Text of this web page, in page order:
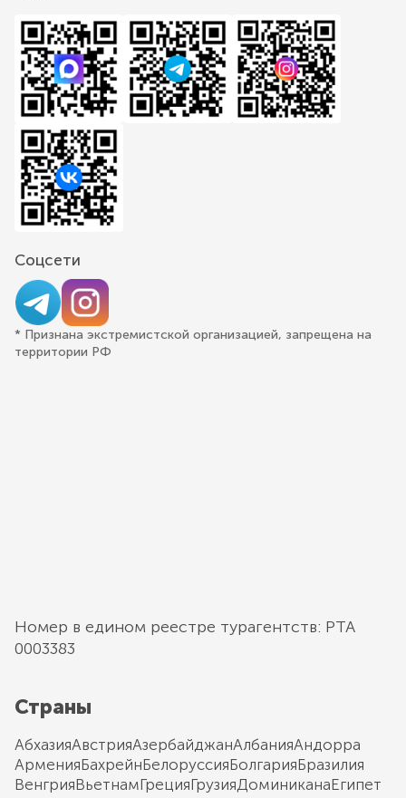
Соцсети
* Признана экстремистской организацией, запрещена на
территории РФ
Номер в едином реестре турагентств: РТА
0003383
Страны
АбхазияАвстрияАзербайджанАлбанияАндорра
АрменияБахрейнБелоруссияБолгарияБразилия
ВенгрияВьетнамГрецияГрузияДоминиканаЕгипет